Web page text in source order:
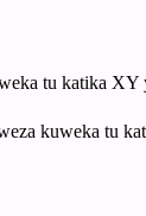
tu katika XY
kuweka tu